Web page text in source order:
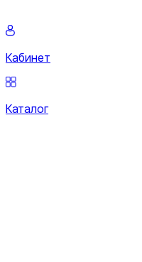
Кабинет
Каталог